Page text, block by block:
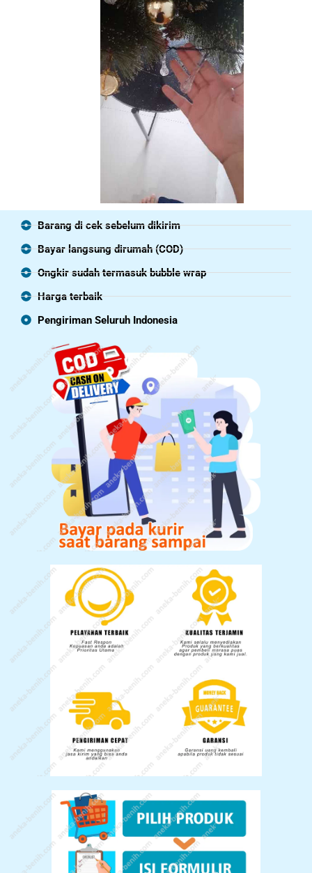
Barang di cek sebelum dikirim
Bayar langsung dirumah (COD)
Ongkir sudah termasuk bubble wrap
Harga terbaik
Pengiriman Seluruh Indonesia